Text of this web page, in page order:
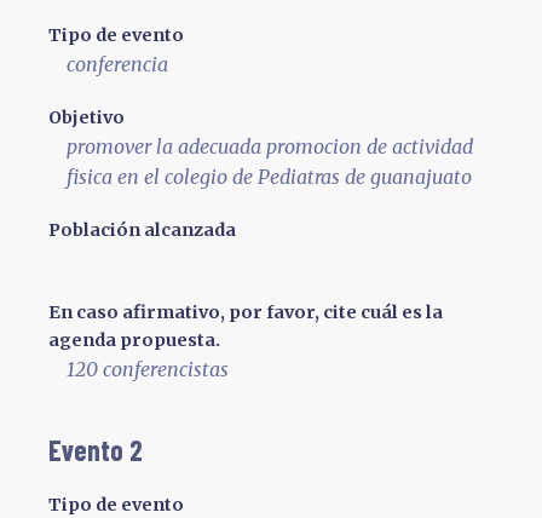
Tipo de evento
conferencia
Objetivo
promover la adecuada promocion de actividad
fisica en el colegio de Pediatras de guanajuato
Población alcanzada
En caso afirmativo, por favor, cite cuál es la
agenda propuesta.
120 conferencistas
Evento 2
Tipo de evento